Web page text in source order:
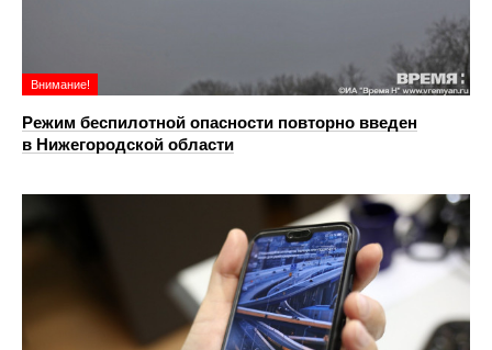
Внимание!
Режим беспилотной опасности повторно введен
в Нижегородской области